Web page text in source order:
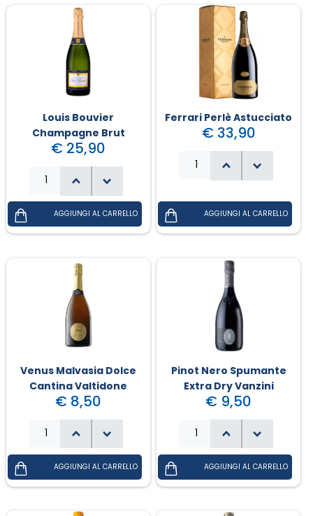
Louis Bouvier
Champagne Brut
€ 25,90
Ferrari Perlè Astucciato
€ 33,90
Venus Malvasia Dolce
Cantina Valtidone
€ 8,50
Pinot Nero Spumante
Extra Dry Vanzini
€ 9,50